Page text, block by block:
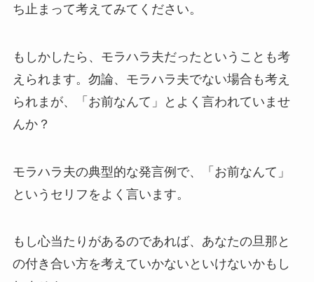
ち止まって考えてみてください。
もしかしたら、モラハラ夫だったということも考
えられます。勿論、モラハラ夫でない場合も考え
られまが、「お前なんて」とよく言われていませ
んか？
モラハラ夫の典型的な発言例で、「お前なんて」
というセリフをよく言います。
もし心当たりがあるのであれば、あなたの旦那と
の付き合い方を考えていかないといけないかもし